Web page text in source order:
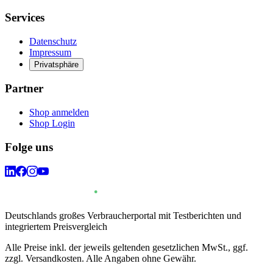
Services
Datenschutz
Impressum
Privatsphäre
Partner
Shop anmelden
Shop Login
Folge uns
Deutschlands großes Verbraucherportal mit Testberichten und
integriertem Preisvergleich
Alle Preise inkl. der jeweils geltenden gesetzlichen MwSt., ggf.
zzgl. Versandkosten. Alle Angaben ohne Gewähr.